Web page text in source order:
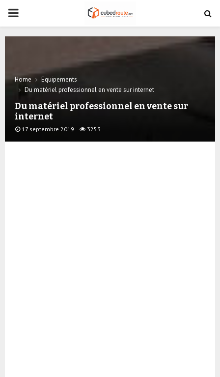
PRIMARY
MENU
Home
Equipements
Du matériel professionnel en vente sur internet
Du matériel professionnel en vente sur
internet
17 septembre 2019 3253